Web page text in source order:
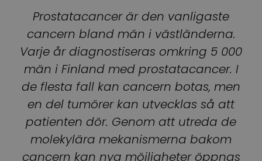
Prostatacancer är den vanligaste
cancern bland män i västländerna.
Varje år diagnostiseras omkring 5 000
män i Finland med prostatacancer. I
de flesta fall kan cancern botas, men
en del tumörer kan utvecklas så att
patienten dör. Genom att utreda de
molekylära mekanismerna bakom
cancern kan nya möjligheter öppnas